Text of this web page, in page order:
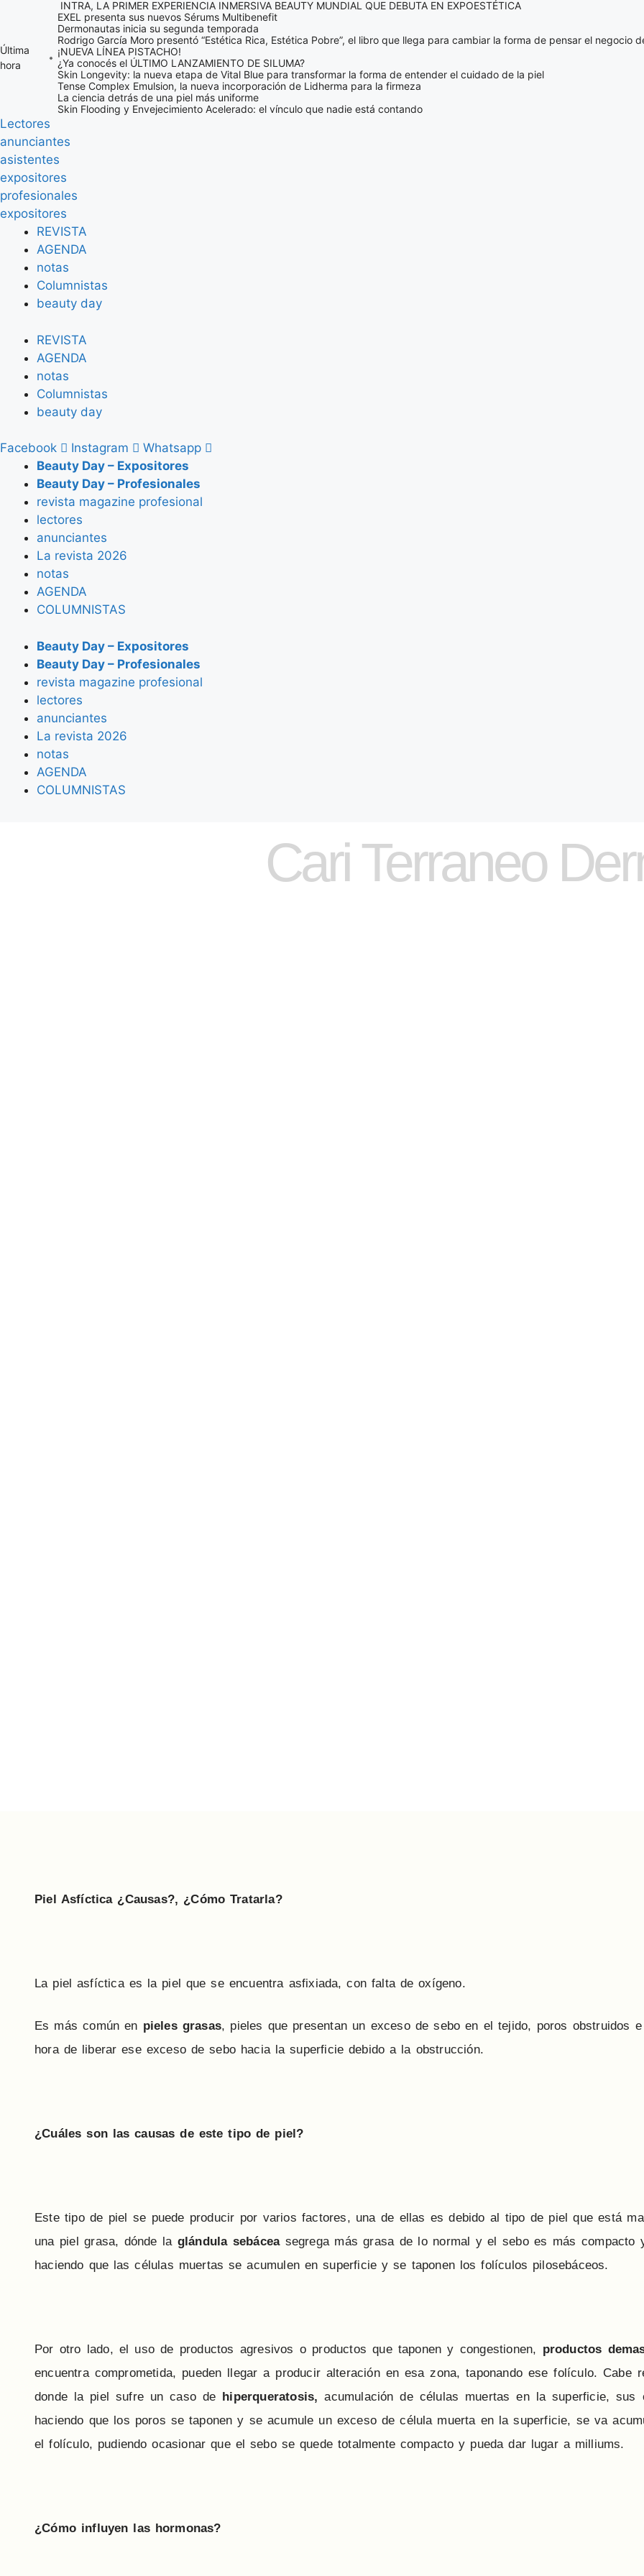
contenido
Última
hora
INTRA, LA PRIMER EXPERIENCIA INMERSIVA BEAUTY MUNDIAL QUE DEBUTA EN EXPOESTÉTICA
EXEL presenta sus nuevos Sérums Multibenefit
Dermonautas inicia su segunda temporada
Rodrigo García Moro presentó “Estética Rica, Estética Pobre”, el libro que llega para cambiar la forma de pensar el negocio
¡NUEVA LÍNEA PISTACHO!
¿Ya conocés el ÚLTIMO LANZAMIENTO DE SILUMA?
Skin Longevity: la nueva etapa de Vital Blue para transformar la forma de entender el cuidado de la piel
Tense Complex Emulsion, la nueva incorporación de Lidherma para la firmeza
La ciencia detrás de una piel más uniforme
Skin Flooding y Envejecimiento Acelerado: el vínculo que nadie está contando
Lectores
anunciantes
asistentes
expositores
profesionales
expositores
REVISTA
AGENDA
notas
Columnistas
beauty day
REVISTA
AGENDA
notas
Columnistas
beauty day
Facebook Instagram
Whatsapp
Beauty Day – Expositores
Beauty Day – Profesionales
revista magazine profesional
lectores
anunciantes
La revista 2026
notas
AGENDA
COLUMNISTAS
Beauty Day – Expositores
Beauty Day – Profesionales
revista magazine profesional
lectores
anunciantes
La revista 2026
notas
AGENDA
COLUMNISTAS
Cari Terraneo
Piel Asfíctica ¿Causas?, ¿Cómo Tratarla?
La piel asfíctica es la piel que se encuentra asfixiada, con falta de oxígeno.
Es más común en pieles grasas, pieles que presentan un exceso de sebo en el tejido, poros obstruidos
hora de liberar ese exceso de sebo hacia la superficie debido a la obstrucción.
¿Cuáles son las causas de este tipo de piel?
Este tipo de piel se puede producir por varios factores, una de ellas es debido al tipo de piel que está
una piel grasa, dónde la glándula sebáceasegrega más grasa de lo normal y el sebo es más compacto
haciendo que las células muertas se acumulen en superficie y se taponen los folículos pilosebáceos.
Por otro lado, el uso de productos agresivos o productos que taponen y congestionen, productos
encuentra comprometida, pueden llegar a producir alteración en esa zona, taponando ese folículo. Cabe
donde la piel sufre un caso de hiperqueratosis, acumulación de células muertas en la superficie,
haciendo que los poros se taponen y se acumule un exceso de célula muerta en la superficie, se va
el folículo, pudiendo ocasionar que el sebo se quede totalmente compacto y pueda dar lugar a milliums.
¿Cómo influyen las hormonas?